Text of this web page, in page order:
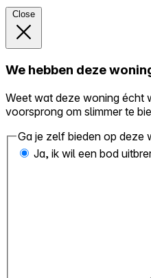
Close
We hebben deze
Weet wat deze woning écht
voorsprong om slimmer te
Ga je zelf bieden op deze
Ja, ik wil een bod